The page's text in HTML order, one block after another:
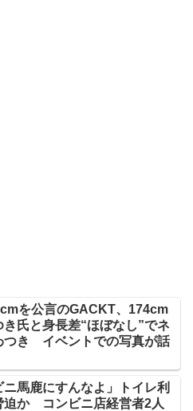
を公言のGACKT、174cm
き氏と身長差“ほぼなし”でネ
つき イベントでの写真が話
ニ馬鹿にすんなよ」トイレ利
迫か コンビニ店経営者2人